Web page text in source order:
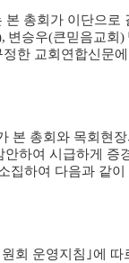
본 총회가 이단으로
변승우(큰믿음교회 )
한 교회연합신문
본 총회와 목회현
안하여 시급하게 증
집하여 다음과 같이
회 운영지침 ｣에 따